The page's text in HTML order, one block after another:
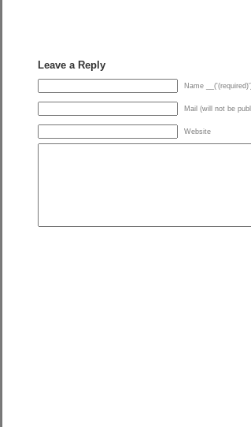
Leave a Reply
Name
Mail (will not be
Website